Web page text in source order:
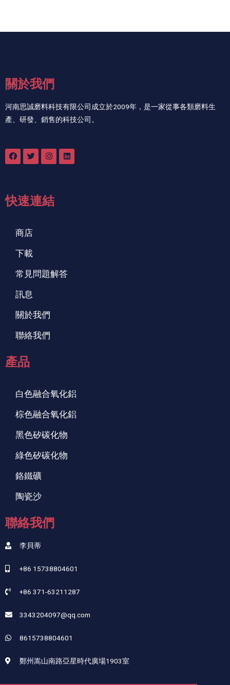
關於我們
河南思誠磨料科技有限公司成立於2009年，是一家從事各類磨料生
產、研發、銷售的科技公司。
快速連結
商店
下載
常見問題解答
訊息
關於我們
聯絡我們
產品
白色融合氧化鋁
棕色融合氧化鋁
黑色矽碳化物
綠色矽碳化物
鉻鐵礦
陶瓷沙
聯絡我們
李貝蒂
+86 15738804601
+86 371-63211287
3343204097@qq.com
8615738804601
鄭州嵩山南路亞星時代廣場1903室